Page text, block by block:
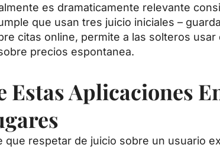
es dramaticamente relevante
que usan tres juicio iniciales –
citas online, permite a las solteros usar
precios espontanea.
Aplicaciones
respetar de juicio sobre un usuario